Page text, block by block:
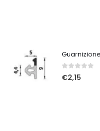
0Su 5
€2,15